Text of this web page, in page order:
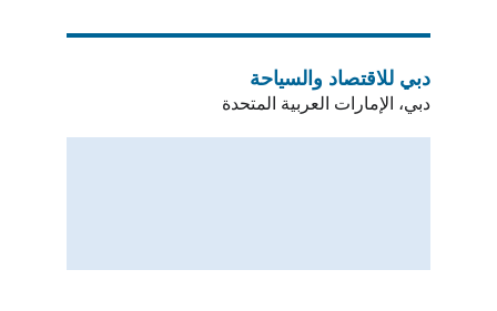
دبي للاقتصاد والسياحة
دبي، الإمارات العربية المتحدة